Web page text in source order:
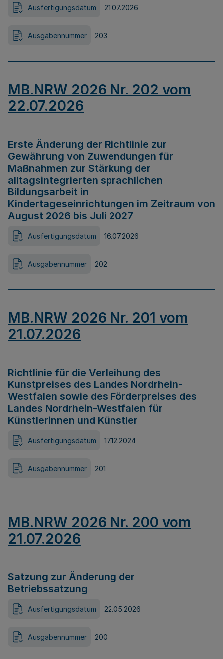
Ausfertigungsdatum 21.07.2026
Ausgabennummer 203
MB.NRW 2026 Nr. 202 vom
22.07.2026
Erste Änderung der Richtlinie zur
Gewährung von Zuwendungen für
Maßnahmen zur Stärkung der
alltagsintegrierten sprachlichen
Bildungsarbeit in
Kindertageseinrichtungen im Zeitraum von
August 2026 bis Juli 2027
Ausfertigungsdatum 16.07.2026
Ausgabennummer 202
MB.NRW 2026 Nr. 201 vom
21.07.2026
Richtlinie für die Verleihung des
Kunstpreises des Landes Nordrhein-
Westfalen sowie des Förderpreises des
Landes Nordrhein-Westfalen für
Künstlerinnen und Künstler
Ausfertigungsdatum 17.12.2024
Ausgabennummer 201
MB.NRW 2026 Nr. 200 vom
21.07.2026
Satzung zur Änderung der
Betriebssatzung
Ausfertigungsdatum 22.05.2026
Ausgabennummer 200